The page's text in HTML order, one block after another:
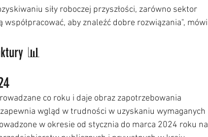
siły roboczej przyszłości, zarówno sektor
współpracować, aby znaleźć dobre rozwiązania", mówi
📊
co roku i daje obraz zapotrzebowania
wgląd w trudności w uzyskaniu wymaganych
w okresie od stycznia do marca 2024 roku na